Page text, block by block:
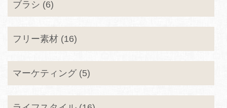
ブラシ (6)
フリー素材 (16)
マーケティング (5)